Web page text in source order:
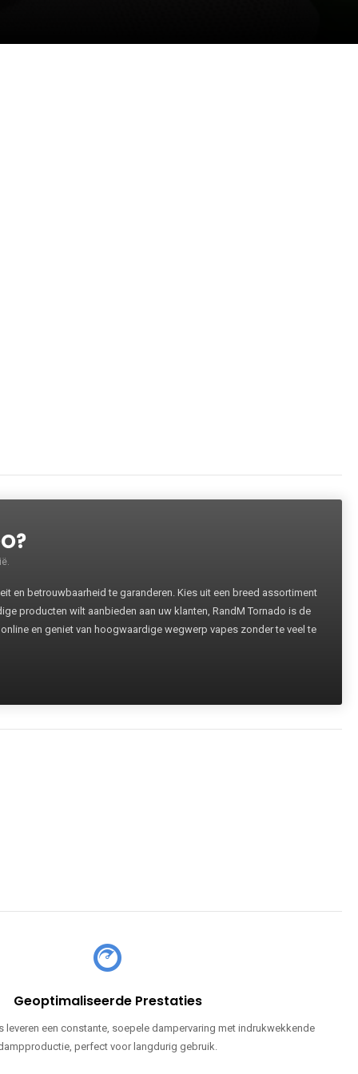
en betrouwbaarheid te garanderen. Kies uit een breed assortiment
producten wilt aanbieden aan uw klanten, RandM Tornado is de
en geniet van hoogwaardige wegwerp vapes zonder te veel te
Geoptimaliseerde Prestaties
leveren een constante, soepele dampervaring met indrukwekkende
perfect voor langdurig gebruik.